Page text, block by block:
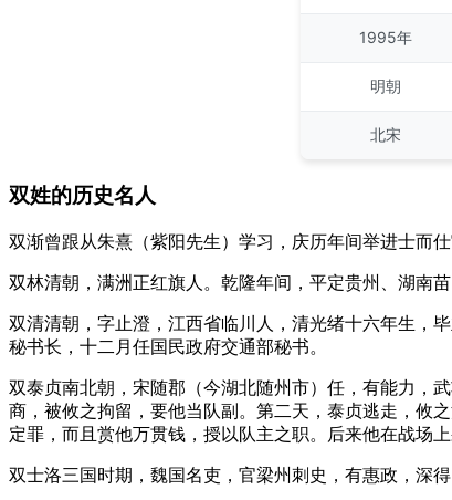
1995年
明朝
北宋
双姓的历史名人
双渐曾跟从朱熹（紫阳先生）学习，庆历年间举进士而
双林清朝，满洲正红旗人。乾隆年间，平定贵州、湖南苗
双清清朝，字止澄，江西省临川人，清光绪十六年生，
秘书长，十二月任国民政府交通部秘书。
双泰贞南北朝，宋随郡（今湖北随州市）任，有能力，
商，被攸之拘留，要他当队副。第二天，泰贞逃走，攸
定罪，而且赏他万贯钱，授以队主之职。后来他在战场上
双士洛三国时期，魏国名吏，官梁州刺史，有惠政，深得